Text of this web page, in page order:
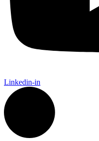
Linkedin-in